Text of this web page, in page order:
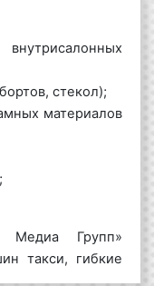
стекол);
материалов
Медиа Групп»
такси, гибкие
такси в Ростове-